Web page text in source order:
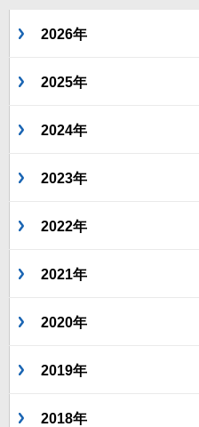
2026年
2025年
2024年
2023年
2022年
2021年
2020年
2019年
2018年